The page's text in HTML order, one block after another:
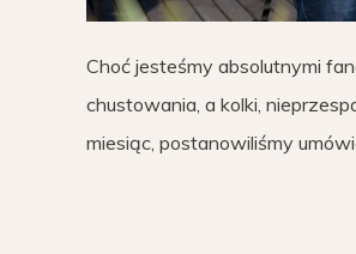
Choć jesteśmy absolutnymi
chustowania, a kolki,
miesiąc, postanowiliśmy